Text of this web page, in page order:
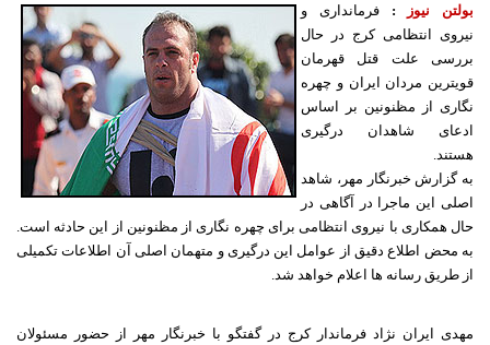
بولتن نیوز : فرمانداری و
نیروی انتظامی کرج در حال
بررسی علت قتل قهرمان
قویترین مردان ایران و چهره
نگاری از مظنونین بر اساس
ادعای شاهدان درگیری
هستند.
به گزارش خبرنگار مهر، شاهد
اصلی این ماجرا در آگاهی در
حال همکاری با نیروی انتظامی برای چهره نگاری از مظنونین از این حادثه است.
به محض اطلاع دقیق از عوامل این درگیری و متهمان اصلی آن اطلاعات تکمیلی
از طریق رسانه ها اعلام خواهد شد
مهدی ایران نژاد فرماندار کرج در گفتگو با خبرنگار مهر از حضور مسئولان